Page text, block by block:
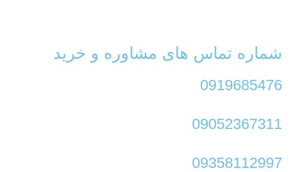
شماره تماس های مشاوره و خرید
0919685476
09052367311
09358112997